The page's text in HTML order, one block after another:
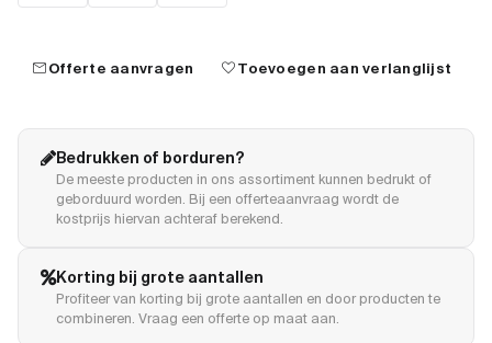
mailOfferte aanvragen favoriteToevoegen aan verlanglijst
Bedrukken of borduren?
De meeste producten in ons assortiment kunnen bedrukt of
geborduurd worden. Bij een offerteaanvraag wordt de
kostprijs hiervan achteraf berekend.
Korting bij grote aantallen
Profiteer van korting bij grote aantallen en door producten te
combineren. Vraag een offerte op maat aan.